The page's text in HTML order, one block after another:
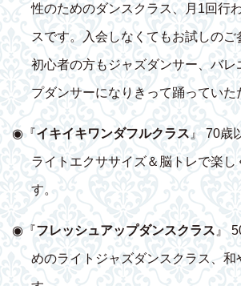
性のためのダンスクラス、月1回行
スです。入会しなくてもお試しのご
初心者の方もジャズダンサー、バレ
プダンサーになりきって踊っていた
◉『イキイキワンダフルクラス 』 70歳
ライトエクササイズ＆脳トレで楽し
す。
◉『フレッシュアップダンスクラス』
めのライトジャズダンスクラス、和